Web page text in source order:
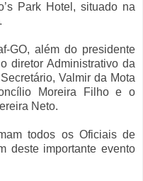
Park Hotel, situado na
GO, além do presidente
diretor Administrativo da
Valmir da Mota
Moreira Filho e o
Neto.
todos os Oficiais de
deste importante evento